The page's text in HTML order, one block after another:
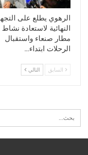
الرهوي يطلع على
النهائية لاستعادة نشاط
مطار صنعاء واستقبال
الرحلات ابتداء…
السابق التالي